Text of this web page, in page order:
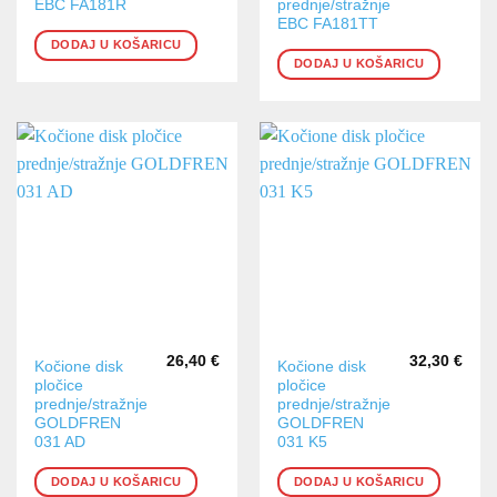
EBC FA181R
DODAJ U KOŠARICU
prednje/stražnje
EBC FA181TT
DODAJ U KOŠARICU
Kočione disk
pločice
prednje/stražnje
GOLDFREN
031 AD
26,40 €
DODAJ U KOŠARICU
Kočione disk
pločice
prednje/stražnje
GOLDFREN
031 K5
32,30 €
DODAJ U KOŠARICU